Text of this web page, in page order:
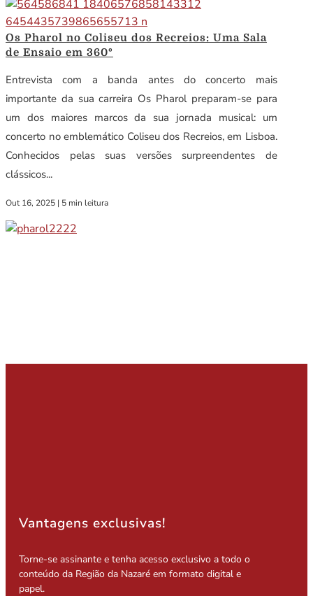
Os Pharol no Coliseu dos Recreios: Uma Sala
de Ensaio em 360º
Entrevista com a banda antes do concerto mais
importante da sua carreira Os Pharol preparam-se para
um dos maiores marcos da sua jornada musical: um
concerto no emblemático Coliseu dos Recreios, em Lisboa.
Conhecidos pelas suas versões surpreendentes de
clássicos...
Out 16, 2025 | 5 min leitura
Vantagens exclusivas!
Torne-se assinante e tenha acesso exclusivo a todo o
conteúdo da Região da Nazaré em formato digital e
papel.